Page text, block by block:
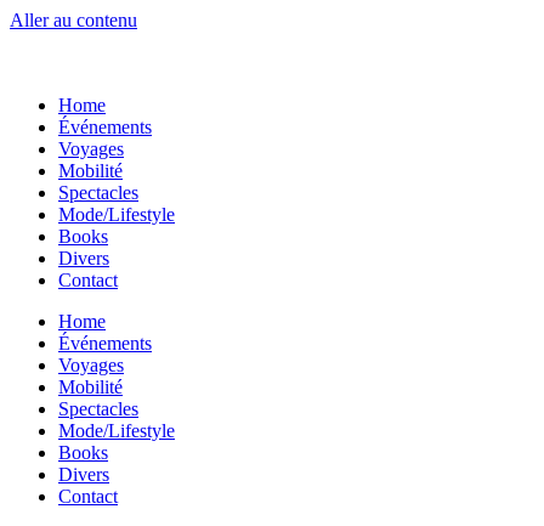
Aller au contenu
Home
Événements
Voyages
Mobilité
Spectacles
Mode/Lifestyle
Books
Divers
Contact
Home
Événements
Voyages
Mobilité
Spectacles
Mode/Lifestyle
Books
Divers
Contact